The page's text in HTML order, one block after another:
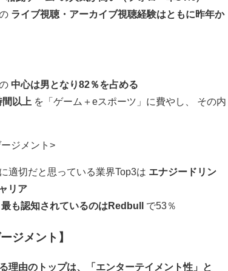
ライブ視聴・アーカイブ視聴経験はともに昨年か
中心は男となり82％を占める
以上 を「ゲーム＋eスポーツ」に費やし、 その内
ジメント>
適切だと思っている業界Top3は エナジードリン
リア
最も認知されているのはRedbull で53％
ジメント】
理由のトップは、「エンターテイメント性」と